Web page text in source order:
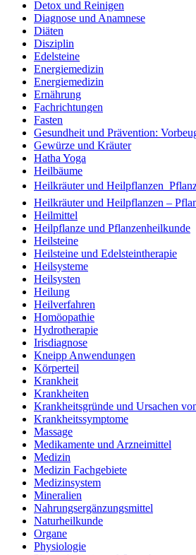
Detox und Reinigen
Diagnose und Anamnese
Diäten
Disziplin
Edelsteine
Energiemedizin
Energiemedizin
Ernährung
Fachrichtungen
Fasten
Gesundheit und Prävention:
Gewürze und Kräuter
Hatha Yoga
Heilbäume
Heilkräuter und Heilpflanzen 
Heilkräuter und Heilpflanzen –
Heilmittel
Heilpflanze und Pflanzenheilkunde
Heilsteine
Heilsteine und Edelsteintherapie
Heilsysteme
Heilsysten
Heilung
Heilverfahren
Homöopathie
Hydrotherapie
Irisdiagnose
Kneipp Anwendungen
Körperteil
Krankheit
Krankheiten
Krankheitsgründe und Ursachen
Krankheitssymptome
Massage
Medikamente und Arzneimittel
Medizin
Medizin Fachgebiete
Medizinsystem
Mineralien
Nahrungsergänzungsmittel
Naturheilkunde
Organe
Physiologie